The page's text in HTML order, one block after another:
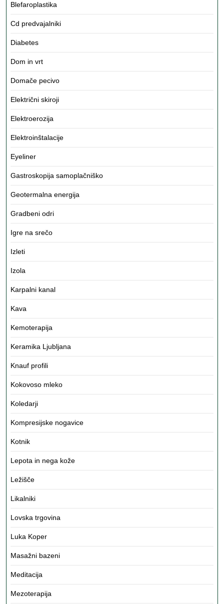
Blefaroplastika
Cd predvajalniki
Diabetes
Dom in vrt
Domače pecivo
Električni skiroji
Elektroerozija
Elektroinštalacije
Eyeliner
Gastroskopija samoplačniško
Geotermalna energija
Gradbeni odri
Igre na srečo
Izleti
Izola
Karpalni kanal
Kava
Kemoterapija
Keramika Ljubljana
Knauf profili
Kokovoso mleko
Koledarji
Kompresijske nogavice
Kotnik
Lepota in nega kože
Ležišče
Likalniki
Lovska trgovina
Luka Koper
Masažni bazeni
Meditacija
Mezoterapija